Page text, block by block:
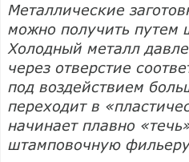
Металлические
можно получить путем
Холодный металл
через отверстие
под воздействием
переходит в
начинает плавно
штамповочную